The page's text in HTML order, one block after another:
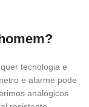
tecnologia e
e alarme pode
analógicos